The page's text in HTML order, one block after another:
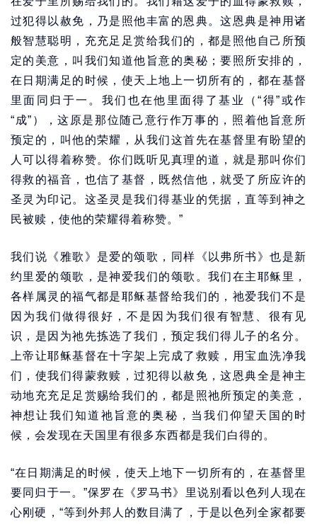
过犯得以赦免，乃是照他丰富的恩典。这恩典是神用诸
般智慧聪明，充充足足赏给我们的，都是照他自己所预
定的美意，叫我们知道他旨意的奥秘；要照所安排的，
在日期满足的时候，使天上地上一切所有的，都在基督
里面同归于一。我们也在他里面得了基业（“得”或作
“成”），这原是那位随己意行作万事的，照着他旨意所
预定的，叫他的荣耀，从我们这首先在基督里有盼望的
人可以得着称赞。你们既听见真理的道，就是那叫你们
得救的福音，也信了基督，既然信他，就受了所应许的
圣灵为印记。这圣灵是我们得基业的凭据，直等到神之
民被赎，使他的荣耀得着称赞。”
我们说《雅歌》是爱的颂歌，同样《以弗所书》也是新
约里爱的颂歌，是神爱我们的颂歌。我们在主耶稣里，
各样属灵的福气都是耶稣基督给我们的，祂爱我们不是
因为我们做得很好，不是因为我们很有智慧、很有见
识，是因为祂先拣选了我们，预定我们得儿子的名分。
上帝让耶稣基督在十字架上完成了救赎，用宝血洗净我
们，使我们得蒙救赎，过犯得以赦免，这恩典全是神主
动地充充足足赏赐给我们的，都是照祂所预定的美意，
神想让我们知道祂旨意的奥秘，当我们仰望天国的时
候，会发现在天国里有很多东西都是我们白得的。
“在日期满足的时候，使天上地下一切所有的，在基督里
要同归于一。”保罗在《罗马书》里说别看以色列人现在
心刚硬，“等到外邦人的数目满了，于是以色列全家都要